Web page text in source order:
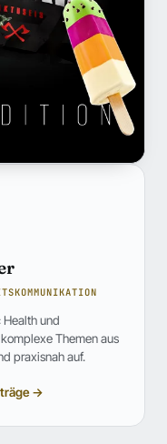
und
Themen aus
praxisnah auf.
→